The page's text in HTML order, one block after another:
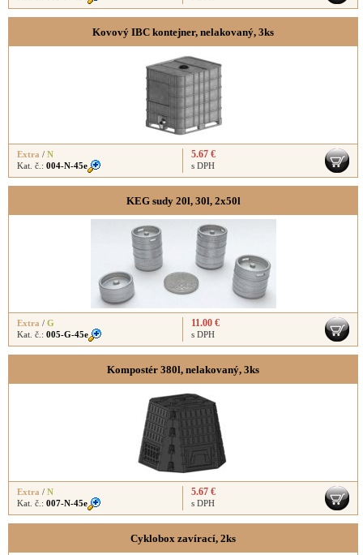
Kovový IBC kontejner, nelakovaný, 3ks
Extra / N
Kat. č.: 004-N-45e
5.67 €
s DPH
KEG sudy 20l, 30l, 2x50l
Extra / G
Kat. č.: 005-G-45e
11.00 €
s DPH
Kompostér 380l, nelakovaný, 3ks
Extra / N
Kat. č.: 007-N-45e
5.67 €
s DPH
Cyklobox zavírací, 2ks